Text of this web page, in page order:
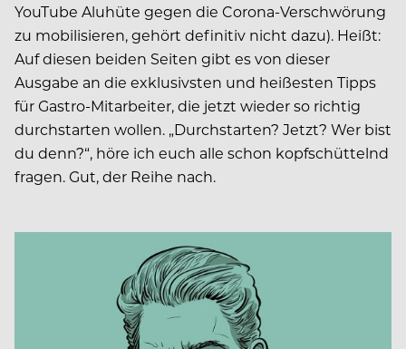
YouTube Aluhüte gegen die Corona-Verschwörung
zu mobilisieren, gehört definitiv nicht dazu). Heißt:
Auf diesen beiden Seiten gibt es von dieser
Ausgabe an die exklusivsten und heißesten Tipps
für Gastro-Mitarbeiter, die jetzt wieder so richtig
durchstarten wollen. „Durchstarten? Jetzt? Wer bist
du denn?“, höre ich euch alle schon kopfschüttelnd
fragen. Gut, der Reihe nach.